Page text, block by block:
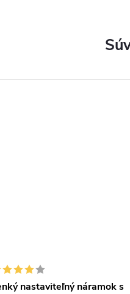
nastaviteľný náramok s